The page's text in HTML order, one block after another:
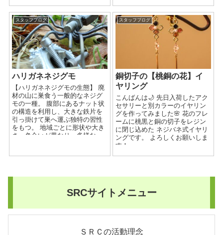
スタッフブログ
ハリガネネジグモ
【ハリガネネジグモの生態】 廃
材の山に巣食う一般的なネジグ
モの一種。 腹部にあるナット状
の構造を利用し、大きな鉄片を
引っ掛けて巣へ運ぶ独特の習性
をもつ。 地域ごとに形状や大き
さ、色合いが異なり、多様な
スタッフブログ
銅切子の【桃銅の花】イ
ヤリング
こんばんは🌙 先日入荷したアク
セサリーと別カラーのイヤリン
グを作ってみました🌸 花のフレ
ームに桃黒と銅の切子をレジン
に閉じ込めた ネジバネ式イヤリ
ングです。 よろしくお願いしま
す！
SRCサイトメニュー
ＳＲＣの活動理念